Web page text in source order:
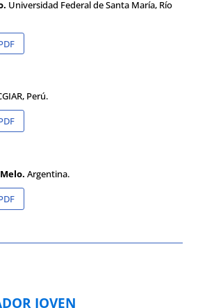
Universidad Federal de Santa María, Río
Perú.
Argentina.
JOVEN